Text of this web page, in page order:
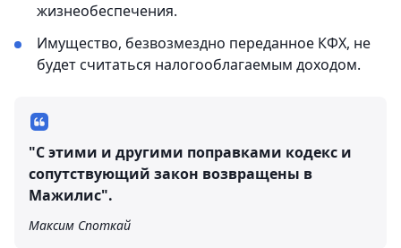
жизнеобеспечения.
Имущество, безвозмездно переданное КФХ, не
будет считаться налогооблагаемым доходом.
"С этими и другими поправками кодекс и
сопутствующий закон возвращены в
Мажилис".
Максим Споткай